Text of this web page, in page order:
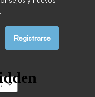
Registrarse
$)